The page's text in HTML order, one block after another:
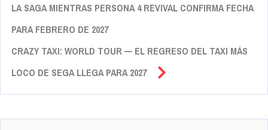
LA SAGA MIENTRAS PERSONA 4 REVIVAL CONFIRMA FECHA
PARA FEBRERO DE 2027
CRAZY TAXI: WORLD TOUR — EL REGRESO DEL TAXI MÁS
LOCO DE SEGA LLEGA PARA 2027